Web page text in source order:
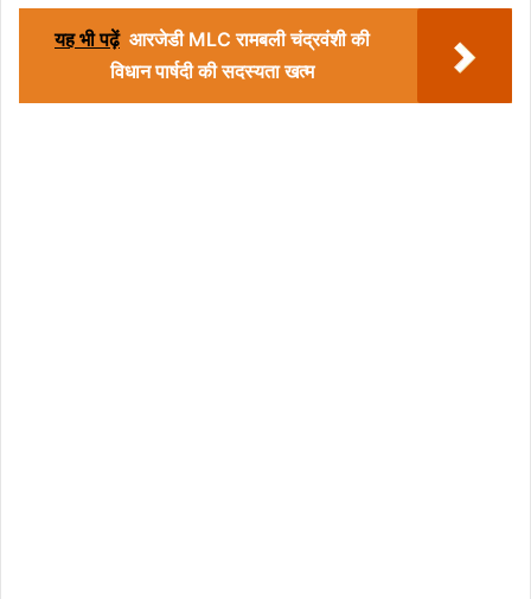
यह भी पढ़ें आरजेडी MLC रामबली चंद्रवंशी की
विधान पार्षदी की सदस्यता खत्म